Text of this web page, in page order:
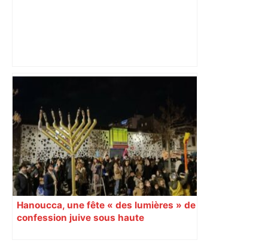
DIRECT. Colère des agriculteurs :
mobilisation agricole à Toulouse ce
samedi, 113 vaches abattues en Ariège
– ladepeche.fr
Hanoucca, une fête « des lumières » de
confession juive sous haute